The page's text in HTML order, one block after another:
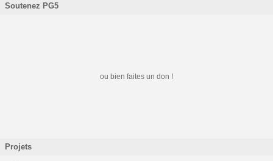
Soutenez PG5
ou bien faites un don !
Projets